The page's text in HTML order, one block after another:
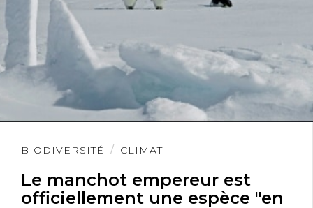
BIODIVERSITÉ CLIMAT
Le manchot empereur est
officiellement une espèce "en
Lire